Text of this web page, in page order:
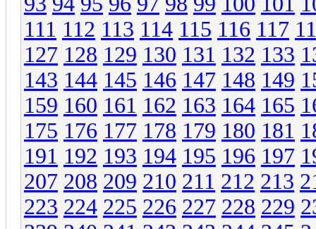
111 112 113 114 115 116 117
127 128 129 130 131 132 133
143 144 145 146 147 148 149
159 160 161 162 163 164 165
175 176 177 178 179 180 181
191 192 193 194 195 196 197
207 208 209 210 211 212 213
223 224 225 226 227 228 229